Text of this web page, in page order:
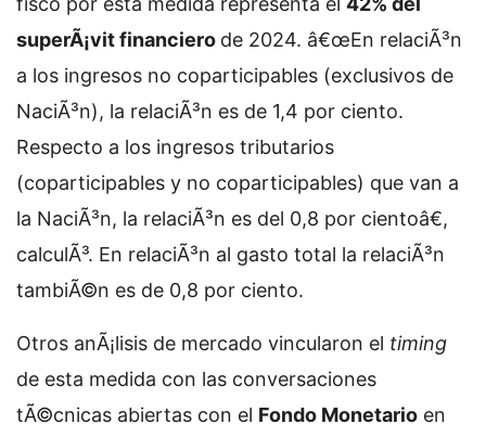
superÃ¡vit financiero de 2024. â€œEn relaciÃ³n
a los ingresos no coparticipables (exclusivos de
NaciÃ³n), la relaciÃ³n es de 1,4 por ciento.
Respecto a los ingresos tributarios
(coparticipables y no coparticipables) que van a
la NaciÃ³n, la relaciÃ³n es del 0,8 por cientoâ€,
calculÃ³. En relaciÃ³n al gasto total la relaciÃ³n
tambiÃ©n es de 0,8 por ciento.
Otros anÃ¡lisis de mercado vincularon el timing
de esta medida con las conversaciones
tÃ©cnicas abiertas con el Fondo Monetario en